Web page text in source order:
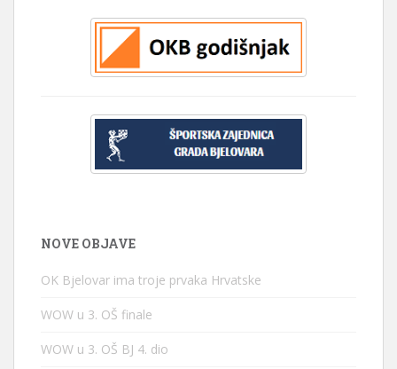
NOVE OBJAVE
OK Bjelovar ima troje prvaka Hrvatske
WOW u 3. OŠ finale
WOW u 3. OŠ BJ 4. dio